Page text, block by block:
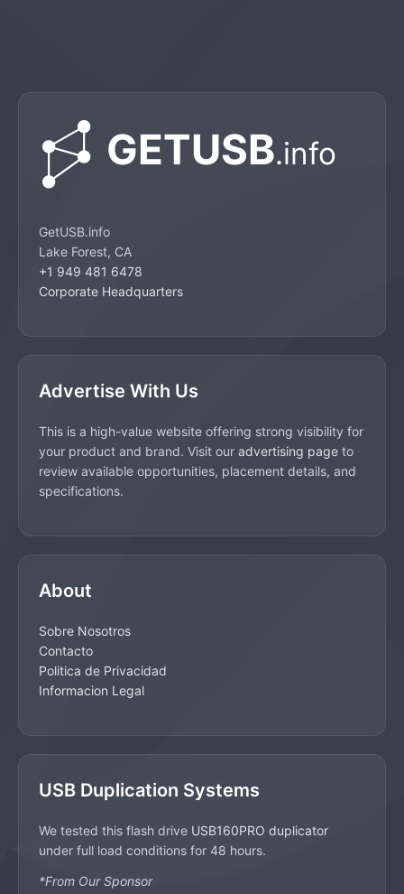
GetUSB.info
Lake Forest, CA
+1 949 481 6478
Corporate Headquarters
Advertise With Us
This is a high-value website offering strong visibility for
your product and brand. Visit our advertising page to
review available opportunities, placement details, and
specifications.
About
Sobre Nosotros
Contacto
Politica de Privacidad
Informacion Legal
USB Duplication Systems
We tested this flash drive USB160PRO duplicator
under full load conditions for 48 hours.
*From Our Sponsor